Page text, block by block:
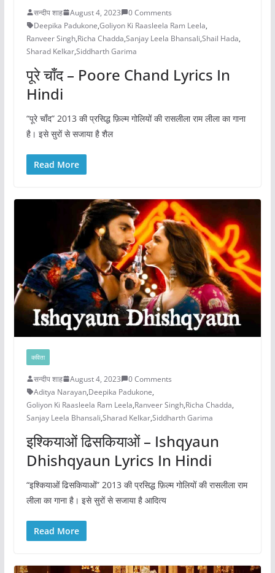
सन्दीप शाह August 4, 2023
0 Comments
Deepika Padukone,Goliyon Ki Raasleela Ram Leela,
Ranveer Singh,Richa Chadda,Sanjay Leela Bhansali,Shail Hada,
Sharad Kelkar,Siddharth Garima
पूरे चाँद – Poore Chand Lyrics In
Hindi
“पूरे चाँद” 2013 की प्रसिद्ध फ़िल्म गोलियों की रासलीला राम लीला का गाना
है। इसे सुरों से सजाया है शैल
Read More
कविता
सन्दीप शाह August 4, 2023
0 Comments
Aditya Narayan,Deepika Padukone,
Goliyon Ki Raasleela Ram Leela,Ranveer Singh,Richa Chadda,
Sanjay Leela Bhansali,Sharad Kelkar,Siddharth Garima
इश्कियाओं ढिसकियाओं – Ishqyaun
Dhishqyaun Lyrics In Hindi
“इश्कियाओं ढिसकियाओं” 2013 की प्रसिद्ध फ़िल्म गोलियों की रासलीला राम
लीला का गाना है। इसे सुरों से सजाया है आदित्य
Read More